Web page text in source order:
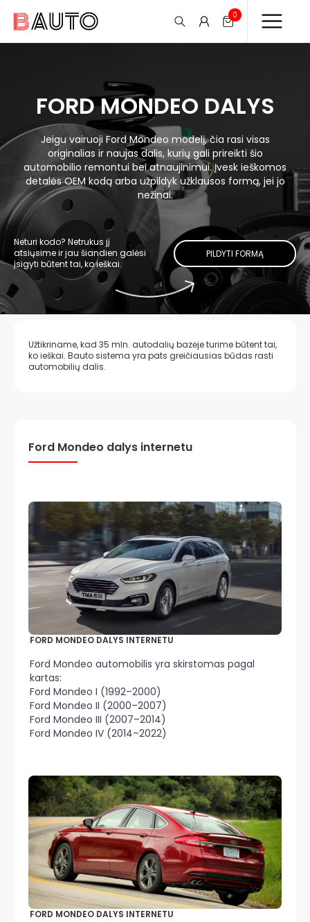
0
FORD MONDEO DALYS
Jeigu vairuoji Ford Mondeo modelį, čia rasi visas
originalias ir naujas dalis, kurių gali prireikti šio
automobilio remontui bei atnaujinimui. Įvesk ieškomos
detalės OEM kodą arba užpildyk užklausos formą, jei jo
nežinai.
Neturi kodo? Netrukus jį
atsiųsime ir jau šiandien galėsi
įsigyti būtent tai, ko ieškai.
PILDYTI FORMĄ
Užtikriname, kad 35 mln. autodalių bazėje turime būtent tai,
ko ieškai. Bauto sistema yra pats greičiausias būdas rasti
automobilių dalis.
Ford Mondeo dalys internetu
FORD MONDEO DALYS INTERNETU
Ford Mondeo automobilis yra skirstomas pagal
kartas:
Ford Mondeo I (1992–2000)
Ford Mondeo II (2000–2007)
Ford Mondeo III (2007–2014)
Ford Mondeo IV (2014–2022)
FORD MONDEO DALYS INTERNETU